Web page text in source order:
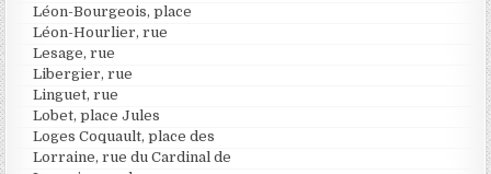
Léon-Bourgeois, place
Léon-Hourlier, rue
Lesage, rue
Libergier, rue
Linguet, rue
Lobet, place Jules
Loges Coquault, place des
Lorraine, rue du Cardinal de